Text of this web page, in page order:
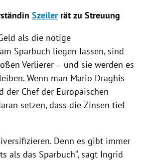
Szeilerrät zu Streuung
als die nötige
Sparbuch liegen lassen, sind
Verlierer – und sie werden es
Wenn man Mario Draghis
der Chef der Europäischen
setzen, dass die Zinsen tief
Denn es gibt immer
als das Sparbuch“, sagt Ingrid